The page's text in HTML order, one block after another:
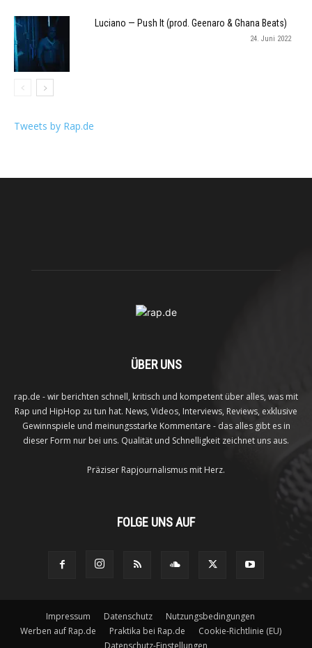
Luciano — Push It (prod. Geenaro & Ghana Beats)
24. Juni 2022
Tweets by Rap.de
ÜBER UNS
rap.de - wir berichten schnell, kritisch und kompetent über alles, was mit
Rap und HipHop zu tun hat. News, Videos, Interviews, Reviews, exklusive
Gewinnspiele und meinungsstarke Kommentare - das alles gibt es in
dieser Form nur bei uns. Qualität und Schnelligkeit zeichnet uns aus.
Präziser Rapjournalismus mit Herz.
FOLGE UNS AUF
Impressum Datenschutz
Nutzungsbedingungen
Werben auf Rap.de
Praktika bei Rap.de
Cookie-Richtlinie (EU)
Datenschutz-Einstellungen